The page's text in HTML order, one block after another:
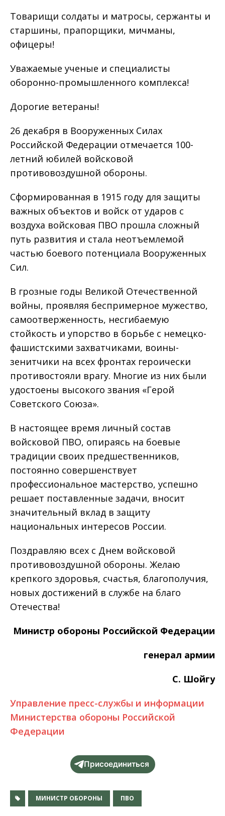
Товарищи солдаты и матросы, сержанты и
старшины, прапорщики, мичманы,
офицеры!
Уважаемые ученые и специалисты
оборонно-промышленного комплекса!
Дорогие ветераны!
26 декабря в Вооруженных Силах
Российской Федерации отмечается 100-
летний юбилей войсковой
противовоздушной обороны.
Сформированная в 1915 году для защиты
важных объектов и войск от ударов с
воздуха войсковая ПВО прошла сложный
путь развития и стала неотъемлемой
частью боевого потенциала Вооруженных
Сил.
В грозные годы Великой Отечественной
войны, проявляя беспримерное мужество,
самоотверженность, несгибаемую
стойкость и упорство в борьбе с немецко-
фашистскими захватчиками, воины-
зенитчики на всех фронтах героически
противостояли врагу. Многие из них были
удостоены высокого звания «Герой
Советского Союза».
В настоящее время личный состав
войсковой ПВО, опираясь на боевые
традиции своих предшественников,
постоянно совершенствует
профессиональное мастерство, успешно
решает поставленные задачи, вносит
значительный вклад в защиту
национальных интересов России.
Поздравляю всех с Днем войсковой
противовоздушной обороны. Желаю
крепкого здоровья, счастья, благополучия,
новых достижений в службе на благо
Отечества!
Министр обороны Российской Федерации
генерал армии
С. Шойгу
Управление пресс-службы и информации
Министерства обороны Российской
Федерации
Присоединиться
МИНИСТР ОБОРОНЫ ПВО